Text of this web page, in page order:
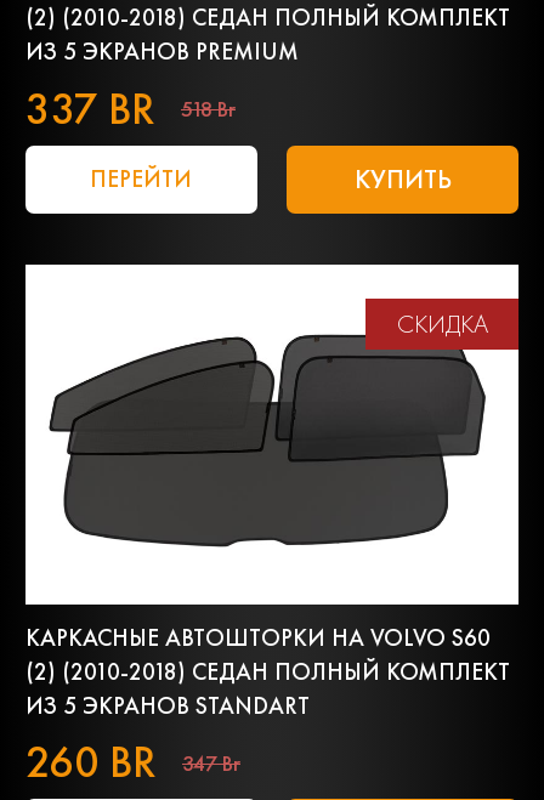
(2) (2010-2018) СЕДАН ПОЛНЫЙ КОМПЛЕКТ
ИЗ 5 ЭКРАНОВ PREMIUM
337 BR 518 Br
ПЕРЕЙТИ КУПИТЬ
СКИДКА
КАРКАСНЫЕ АВТОШТОРКИ НА VOLVO S60
(2) (2010-2018) СЕДАН ПОЛНЫЙ КОМПЛЕКТ
ИЗ 5 ЭКРАНОВ STANDART
260 BR 347 Br